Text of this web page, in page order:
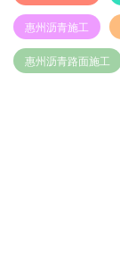
惠州沥青施工
惠州沥青路面施工